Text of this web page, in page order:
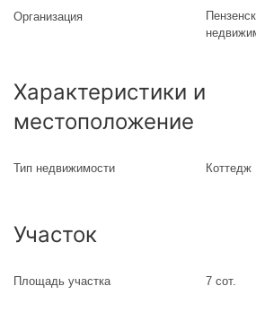
Организация
Характеристики и
местоположение
Тип недвижимости Коттедж
Участок
Площадь участка 7 сот.